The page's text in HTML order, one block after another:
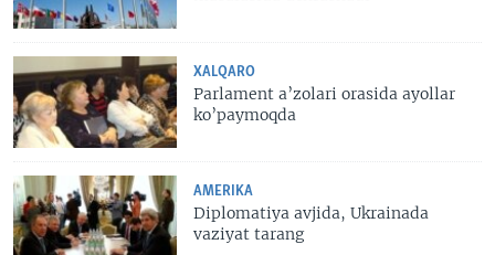
XALQARO
Parlament a’zolari orasida ayollar
ko’paymoqda
AMERIKA
Diplomatiya avjida, Ukrainada
vaziyat tarang